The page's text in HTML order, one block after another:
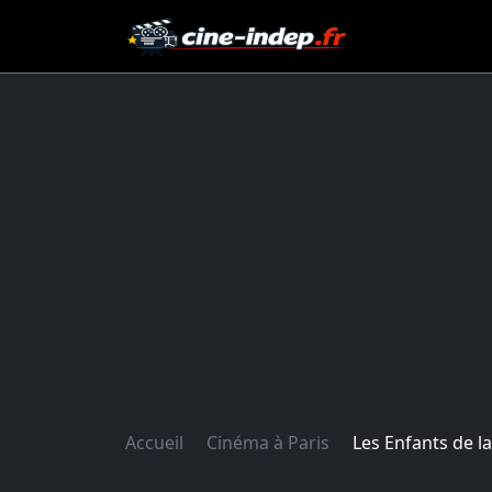
Accueil Cinéma à Paris Les Enfants de